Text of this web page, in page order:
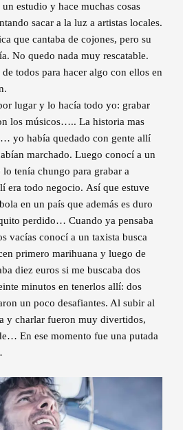
estudio y hace muchas cosas
sacar a la luz a artistas locales.
que cantaba de cojones, pero su
No quedo nada muy rescatable.
todos para hacer algo con ellos en
lugar y lo hacía todo yo: grabar
los músicos….. La historia mas
yo había quedado con gente allí
marchado. Luego conocí a un
tenía chungo para grabar a
era todo negocio. Así que estuve
en un país que además es duro
perdido… Cuando ya pensaba
vacías conocí a un taxista busca
primero marihuana y luego de
diez euros si me buscaba dos
minutos en tenerlos allí: dos
un poco desafiantes. Al subir al
y charlar fueron muy divertidos,
En ese momento fue una putada